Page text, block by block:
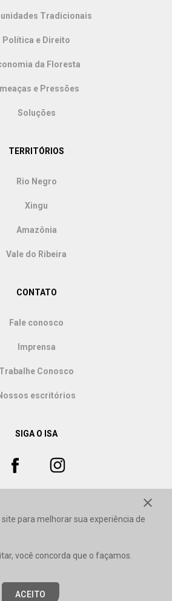
Tradicionais
Política e Direito
da Floresta
e Pressões
Soluções
TERRITÓRIOS
Rio Negro
Xingu
Amazônia
Vale do Ribeira
CONTATO
Fale conosco
Imprensa
Trabalhe Conosco
escritórios
SIGA O ISA
para melhorar sua experiência de
você concorda que o façamos.
ACEITO
close